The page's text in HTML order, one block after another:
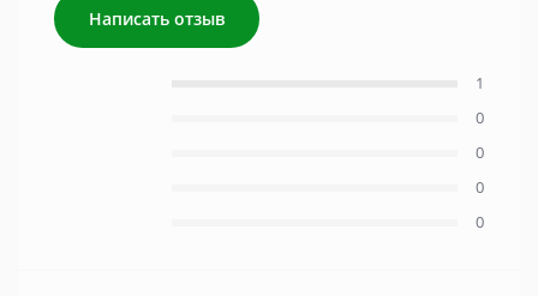
Написать отзыв
1
0
0
0
0